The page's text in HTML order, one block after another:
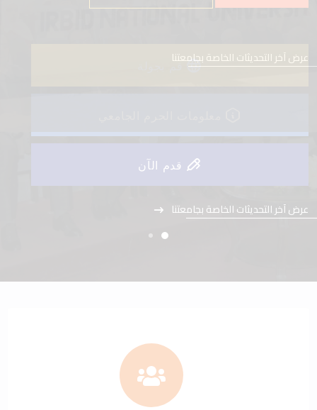
قم بجولة
قدم الآن
عرض آخر التحديثات الخاصة بجامعتنا
عرض آخر التحديثات الخاصة بجامعتنا